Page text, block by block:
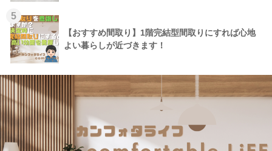
5
【おすすめ間取り】1階完結型間取りにすれば心地
よい暮らしが近づきます！